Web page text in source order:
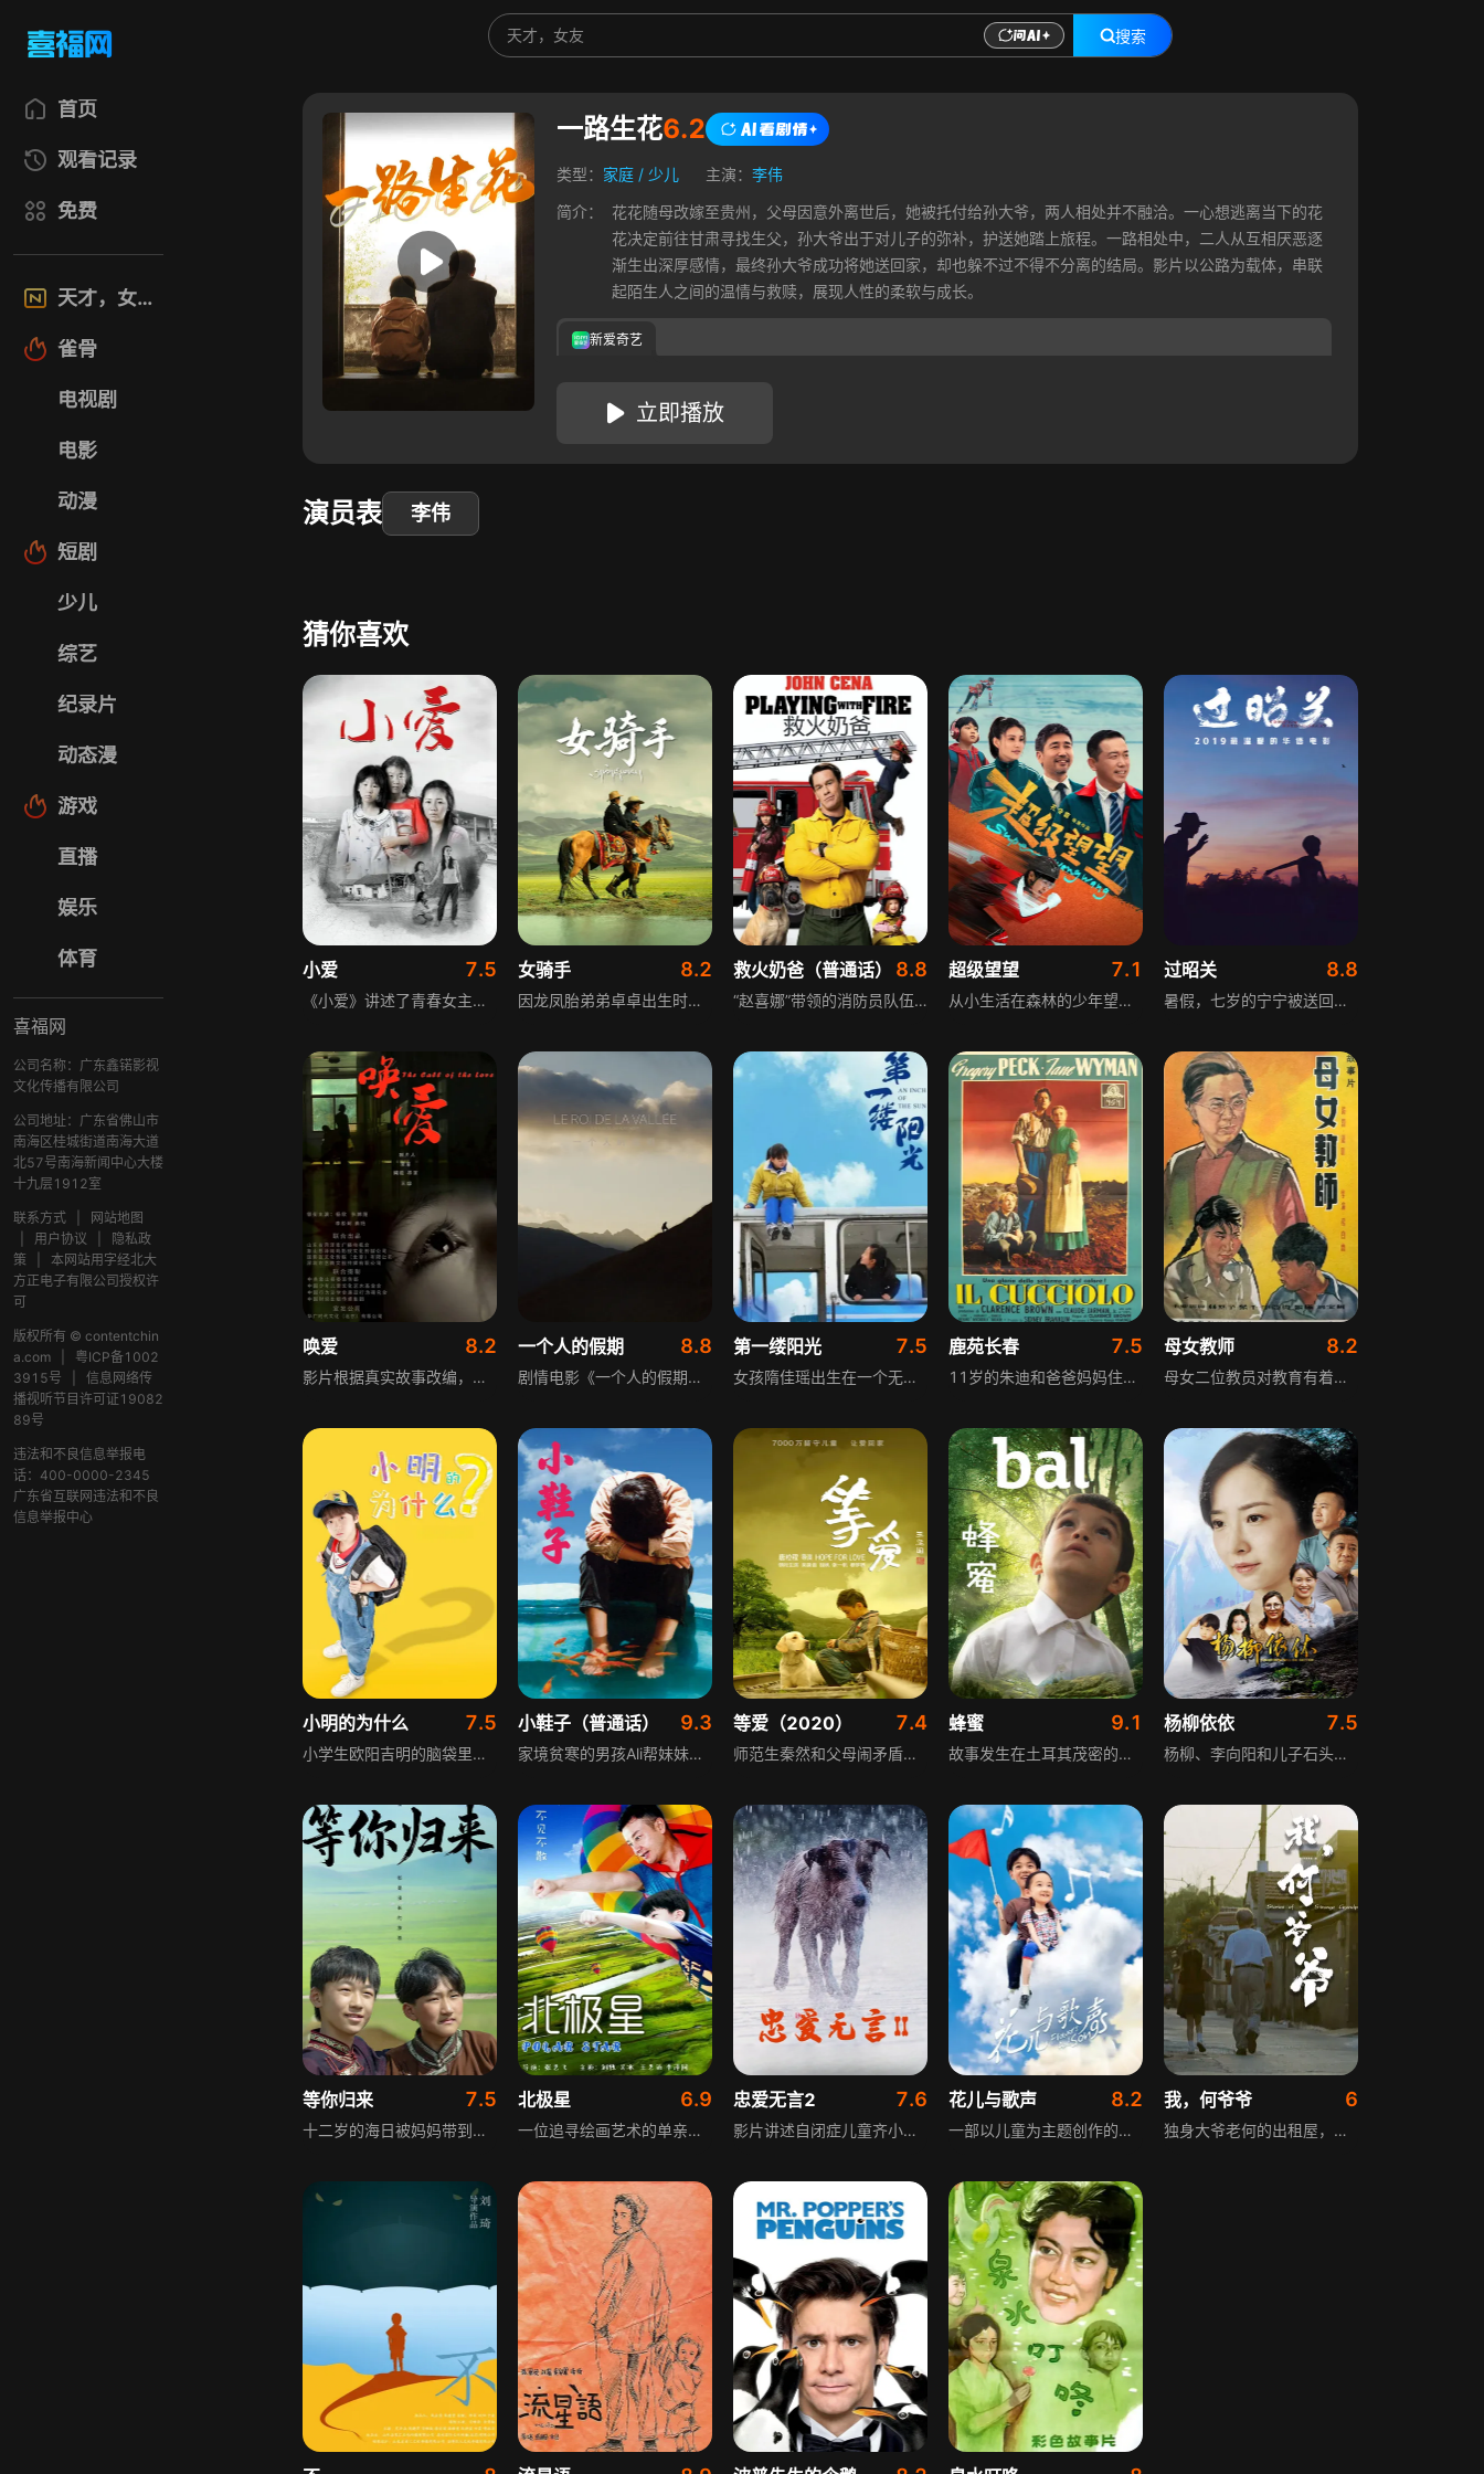
搜索
首页
观看记录
免费
天才，女友
雀骨
电视剧
电影
动漫
短剧
少儿
综艺
纪录片
动态漫
游戏
直播
娱乐
体育
喜福网
公司名称：广东鑫锘影视
文化传播有限公司
公司地址：广东省佛山市
南海区桂城街道南海大道
北57号南海新闻中心大楼
十九层1912室
联系方式
网站地图
用户协议
隐私政
策
本网站用字经北大
方正电子有限公司授权许
可
版权所有 © contentchin
a.com
粤ICP备1002
3915号
信息网络传
播视听节目许可证19082
89号
违法和不良信息举报电
话：400-0000-2345
广东省互联网违法和不良
信息举报中心
一路生花6.2
类型： 家庭 / 少儿 主演： 李伟
简介：
花花随母改嫁至贵州，父母因意外离世后，她被托付给孙大爷，两人相处并不融洽。一心想逃离当下的花
花决定前往甘肃寻找生父，孙大爷出于对儿子的弥补，护送她踏上旅程。一路相处中，二人从互相厌恶逐
渐生出深厚感情，最终孙大爷成功将她送回家，却也躲不过不得不分离的结局。影片以公路为载体，串联
起陌生人之间的温情与救赎，展现人性的柔软与成长。
新爱奇艺
立即播放
演员表 李伟
猜你喜欢
小爱 7.5
《小爱》讲述了青春女主晓华因突如其来的小生命小爱，走上不被理解的人生道路。面对现实残酷与真挚情感的抉择，她听从内心，与小爱组成了奇特的不完整家庭，这个不被世界看见的角落，洋溢着温暖与感动。直到女义工到访打破宁静，这群不被理解的人们，用人性的美丑、坚持与放弃，向社会展现了顽强意志与无私大爱，诠释了人性的美好温暖。
女骑手 8.2
因龙凤胎弟弟卓卓出生时不幸夭折，赛马冠军吾金以培养男孩的方式教养女儿央姆。为承续父亲夙愿，央姆矢志投身藏族传统赛马运动，毅然踏上雪域高原的赛道。她策骏马、驭长风，在疾驰中锤炼意志，在挑战中砥砺勇气。面对赛场内外的重重考验，她始终坚守信念，凭借顽强的毅力与出色的骑术不断突破自我。最终，女骑手央姆不仅实现了对父亲的承诺，更在藏族传统赛马文化中书写了属于新时代女性的动人篇章，展现了藏族女性的坚韧与风采。
救火奶爸（普通话） 8.8
“赵喜娜”带领的消防员队伍完成救火任务后，意外肩负起照顾火场救出的三名萌娃的责任，被迫变身临时奶爸。原本严肃的消防队日常被人小鬼大的姐弟三人彻底颠覆，硬核消防员与萌娃的组合状况百出，笑料不断。影片以轻松搞笑的风格，展现消防员的另一面，在欢乐氛围中传递亲情与责任的意义，带来温馨又趣味十足的观影体验。
超级望望 7.1
从小生活在森林的少年望望，因出色速滑天赋意外加入特运速滑队。父亲对他的未来不抱希望，但望望得到教练房丹的支持与小伙伴们的鼓励。然而首次比赛时，望望被发令枪声吓得情绪失控大闹赛场，让他和特运队都陷入巨大非议。这个不被看好的少年，和有着未尽奥运冠军梦的教练，面对现实偏见，能否为自己再争得一次改变命运的机会。
过昭关 8.8
暑假，七岁的宁宁被送回乡下，由七十多岁的爷爷李福长照顾。李福长偶然间得到了一个老朋友的联系方式，老友身体中风，时日无多。他决定带上孙子，骑着一辆摩托三轮车，去千里之外看望老友。影片以“过昭关”喻指人生，是难得一见的中国乡村公路片。
唤爱 8.2
影片根据真实故事改编，主要讲述东某镇民房里住着一户生活窘迫的人家，母亲因病去世后，父亲又在一次矿难中遭遇终身瘫痪，于是家庭的重担全部都落到了5岁孩子孙家宝的身上，而孙家宝用快乐健康的精神熔化艰辛苦难生活的故事。
一个人的假期 8.8
剧情电影《一个人的假期》，讲述长期在海外工作的父亲吉恩，与家人尤其是女儿艾玛关系疏远，多次承诺带艾玛度假却因工作失约。工作三年后获两周假期，却联系不上艾玛，回家后发现家人不在，还忘了解锁密码。取消航班后，吉恩根据艾玛留下的视频线索，踏上寻找女儿的旅程，途中经历诸多波折，最终陷入痛苦与无奈。
第一缕阳光 7.5
女孩隋佳瑶出生在一个无声的家庭中，残障的家庭，母亲的离别，让她早早尝到了生活的艰辛，用稚嫩的肩膀扛起了家庭的重担，面对生活无处不在的考验，她始终微笑以对，并从中寻找自己的快乐。当世界为你关上了一扇门，必然会为你打开一扇窗，透过窗，阳光终会温暖地洒进来。
鹿苑长春 7.5
11岁的朱迪和爸爸妈妈住在佛罗里达的一个偏远的村庄里，爸爸和朱迪感情很好，两个人一起去田地里干活，一起去打猎。但是朱迪的妈妈却因为前两个孩子的夭折而变得不苟言笑。朱迪一直都很想要一个宠物，可以天天陪着他，听他说话。一天朱迪和爸爸在去镇上的路上，爸爸被蛇咬伤了，为了消毒，爸爸杀了一只鹿，用鹿胆来止血消毒，但是细心的朱迪发现了躲在丛林里的幼鹿。经不起朱迪的央求，爸爸同意朱迪把这头小鹿带回家。可是家里本就拮据的朱迪家连自己的温饱都头疼，要养一头幼鹿是需要很多金钱和精力的，于是朱迪必须割爱，把小鹿又放回丛林…
母女教师 8.2
母女二位教员对教育有着不同的观点和教育方法，在日常的教学工作中，她们的教育理念时常发生碰撞，经过一系列的教育实践和相互交流，最后母亲明白了自己思想的错误，改变了原来的观点，母女二人在教育理念上达成了一致，共同致力于教育事业。
小明的为什么 7.5
小学生欧阳吉明的脑袋里装满了各式各样的“为什么”，这些问题并非书本上的问答题或百科全书里的知识题，而是源于他身边的所见所闻。越来越多的疑问困扰着这个孩子，他是否能通过自己的方式，一步步找到这些问题的答案呢？
小鞋子（普通话） 9.3
家境贫寒的男孩Ali帮妹妹取修补好的鞋子时不慎弄丢，为不被父母责罚，他央求妹妹暂时保密，两人替换着穿他的鞋子上学，Ali也答应一定会帮妹妹买双新鞋。Ali原本指望用和父亲进城打工挣的钱买鞋，父亲意外受伤打消了他的美梦。看到全市长跑比赛季军奖品是运动鞋，Ali决定参赛，错过报名后几经哀求获老师破例允许，比赛中他不断提醒自己一定要得第三名。
等爱（2020） 7.4
师范生秦然和父母闹矛盾，决定去芭蕉沟小学支教实习，由于第一次教学惹出不少囧事，在校长李云翔耐心的言传身教下，秦然慢慢懂得了如何和孩子们相处；班上有个叫张小强的学生因闯下祸事跑到城市里寻找父母，秦然在寻找张小强的过程中，理解了自己父母的爱，同时也明白了张小强和山里这些孩子们最需要的也正是父母的爱。
蜂蜜 9.1
故事发生在土耳其茂密的森林里，简陋学校中的孩子们在这里学习成长。因怯于当众朗读，男孩约瑟夫在学校出丑后陷入自卑。养蜂人父亲带他去给蜜蜂搬家，自然的美好暂时治愈了他的情绪，父子相处的时光温馨美好。但家庭生计艰难，母亲辛劳持家，父亲又积劳成疾，平静的生活暗藏隐忧。
杨柳依依 7.5
杨柳、李向阳和儿子石头，本来应该是个幸福的三口之家，却因为石头被诊断出孤独症而差点支离破碎。丈夫李向阳因为下岗、岳父不待见以及外人的冷眼歧视而不堪压力离家出走，杨柳独自一人扛起家庭重担，石头有了良好的进步。
等你归来 7.5
十二岁的海日被妈妈带到内蒙古大草原，随后妈妈偷偷将海日放在牧民阿敏爷爷家后不辞而别。小男孩海日的突然闯入，让习惯了独居生活的阿敏爷爷很不适应，却也勾起了他对以往生活的留恋。在共同生活的日子里，爷孙俩矛盾和摩擦频频出现，从生活习惯的差异到情感的疏离，却又在相处中被彼此的真诚与善良打动，逐渐建立起深厚的羁绊。
北极星 6.9
一位追寻绘画艺术的单亲爸爸，卖画无人问津，在事业落败后，生活变得一塌糊涂，只有儿子与他相依为命，给予他最大的信念与支持，凭借彼此的努力和顽强的意志，共同战胜困难，奏响生命崭新乐章的温情故事。
忠爱无言2 7.6
影片讲述自闭症儿童齐小福，父母婚姻濒临破裂，一天他意外邂逅一只命运坎坷的流浪犬，从相互恐惧排斥到慢慢走近，最终相互依赖形影不离。被迫分离后，流浪犬在城市四处寻找，多次与齐小福擦肩而过，齐小福病情加重，历经艰难险阻后重逢，而流浪犬背后还隐藏着一个悲天悯人的故事。
花儿与歌声 8.2
一部以儿童为主题创作的现实主义作品。描写了乡村儿童与老师之间的故事，让读者一步步走进那些远离父母的乡村孩子的心田。
我，何爷爷 6
独身大爷老何的出租屋，迎来一对单亲母女入住。从老何的不习惯到两人的离不开，这中间发生了种种感人故事。彼时女儿琳琳与老何成了忘年交，老何生病住院也是妈妈小芳在悉心照料。三个人以亲人相待，照亮了彼此的生活。